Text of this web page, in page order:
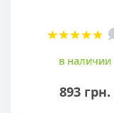
в наличии
893 грн.